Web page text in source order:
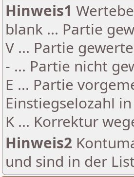
Hinweis1
blank ... Partie
V ... Partie
- ... Partie nicht
E ... Partie
Einstiegselozahl
K ... Korrektur
Hinweis2
und sind in der